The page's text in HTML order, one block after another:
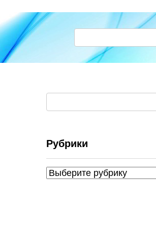
Рубрики
Рубрики